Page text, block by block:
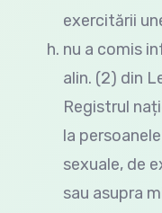
exercitării
nu a comis
alin. (2) din
Registrul
la
sexuale, de
sau asupra